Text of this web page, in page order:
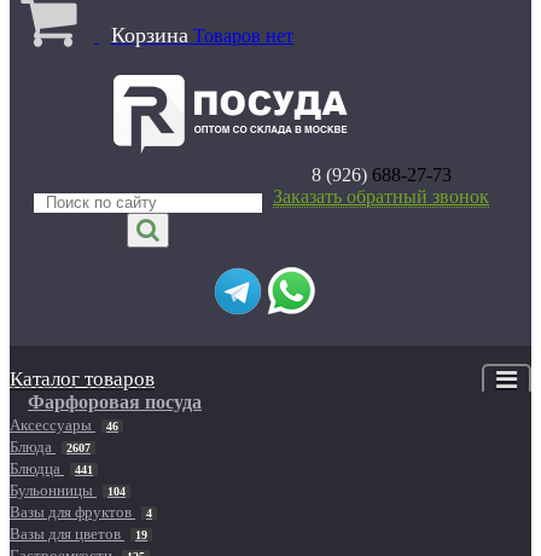
Корзина Товаров нет
8 (926)688-27-73
Заказать обратный звонок
Каталог товаров
Фарфоровая посуда
Аксессуары 46
Блюда 2607
Блюдца 441
Бульонницы 104
Вазы для фруктов 4
Вазы для цветов 19